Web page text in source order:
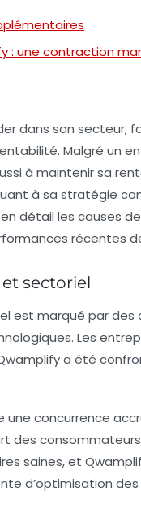
: une contraction
dans son
Malgré un
à maintenir sa
à sa stratégie
détail les causes
récentes
sectoriel
est marqué par
Les
a été
une concurrence
des
saines, et
d’optimisation